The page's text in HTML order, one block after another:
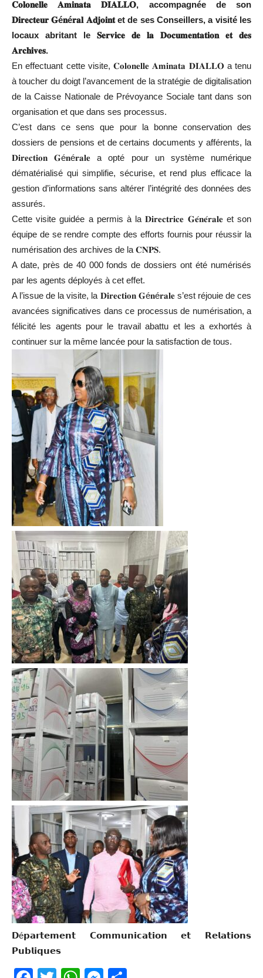
𝐂𝐨𝐥𝐨𝐧𝐞𝐥𝐥𝐞 𝐀𝐦𝐢𝐧𝐚𝐭𝐚 𝐃𝐈𝐀𝐋𝐋𝐎, accompagnée de son
𝐃𝐢𝐫𝐞𝐜𝐭𝐞𝐮𝐫 𝐆é𝐧é𝐫𝐚𝐥 𝐀𝐝𝐣𝐨𝐢𝐧𝐭 et de ses Conseillers, a visité les
locaux abritant le 𝐒𝐞𝐫𝐯𝐢𝐜𝐞 𝐝𝐞 𝐥𝐚 𝐃𝐨𝐜𝐮𝐦𝐞𝐧𝐭𝐚𝐭𝐢𝐨𝐧 𝐞𝐭 𝐝𝐞𝐬
𝐀𝐫𝐜𝐡𝐢𝐯𝐞𝐬.
En effectuant cette visite, 𝐂𝐨𝐥𝐨𝐧𝐞𝐥𝐥𝐞 𝐀𝐦𝐢𝐧𝐚𝐭𝐚 𝐃𝐈𝐀𝐋𝐋𝐎 a tenu
à toucher du doigt l’avancement de la stratégie de digitalisation
de la Caisse Nationale de Prévoyance Sociale tant dans son
organisation et que dans ses processus.
C’est dans ce sens que pour la bonne conservation des
dossiers de pensions et de certains documents y afférents, la
𝐃𝐢𝐫𝐞𝐜𝐭𝐢𝐨𝐧 𝐆é𝐧é𝐫𝐚𝐥𝐞 a opté pour un système numérique
dématérialisé qui simplifie, sécurise, et rend plus efficace la
gestion d’informations sans altérer l’intégrité des données des
assurés.
Cette visite guidée a permis à la 𝐃𝐢𝐫𝐞𝐜𝐭𝐫𝐢𝐜𝐞 𝐆𝐞́𝐧𝐞́𝐫𝐚𝐥𝐞 et son
équipe de se rendre compte des efforts fournis pour réussir la
numérisation des archives de la 𝐂𝐍𝐏𝐒.
A date, près de 40 000 fonds de dossiers ont été numérisés
par les agents déployés à cet effet.
A l’issue de la visite, la 𝐃𝐢𝐫𝐞𝐜𝐭𝐢𝐨𝐧 𝐆é𝐧é𝐫𝐚𝐥𝐞 s’est réjouie de ces
avancées significatives dans ce processus de numérisation, a
félicité les agents pour le travail abattu et les a exhortés à
continuer sur la même lancée pour la satisfaction de tous.
𝗗é𝗽𝗮𝗿𝘁𝗲𝗺𝗲𝗻𝘁 𝗖𝗼𝗺𝗺𝘂𝗻𝗶𝗰𝗮𝘁𝗶𝗼𝗻 𝗲𝘁 𝗥𝗲𝗹𝗮𝘁𝗶𝗼𝗻𝘀
𝗣𝘂𝗯𝗹𝗶𝗾𝘂𝗲𝘀